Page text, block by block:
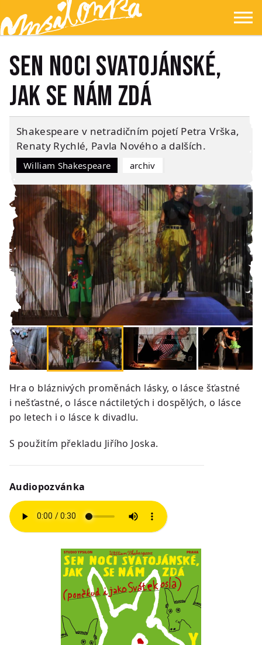
Přejít na hlavní obsah
Přejít na navigaci
Přejít na hledání
Ypsilonka ☰
Sen noci svatojánské,
jak se nám zdá
Shakespeare v netradičním pojetí Petra Vrška,
Renaty Rychlé, Pavla Nového a dalších.
William Shakespeare Archiv
Hra o bláznivých proměnách lásky, o lásce šťastné
i nešťastné, o lásce náctiletých i dospělých, o lásce
po letech i o lásce k divadlu.
S použitím překladu Jiřího Joska.
Audiopozvánka